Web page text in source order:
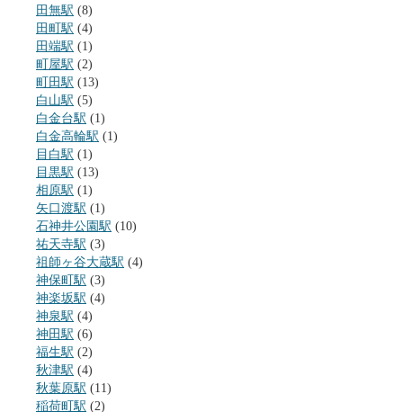
田無駅 (8)
田町駅 (4)
田端駅 (1)
町屋駅 (2)
町田駅 (13)
白山駅 (5)
白金台駅 (1)
白金高輪駅 (1)
目白駅 (1)
目黒駅 (13)
相原駅 (1)
矢口渡駅 (1)
石神井公園駅 (10)
祐天寺駅 (3)
祖師ヶ谷大蔵駅 (4)
神保町駅 (3)
神楽坂駅 (4)
神泉駅 (4)
神田駅 (6)
福生駅 (2)
秋津駅 (4)
秋葉原駅 (11)
稲荷町駅 (2)